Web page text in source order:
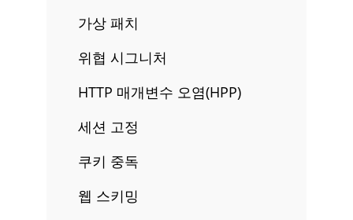
가상 패치
위협 시그니처
HTTP 매개변수 오염(HPP)
세션 고정
쿠키 중독
웹 스키밍